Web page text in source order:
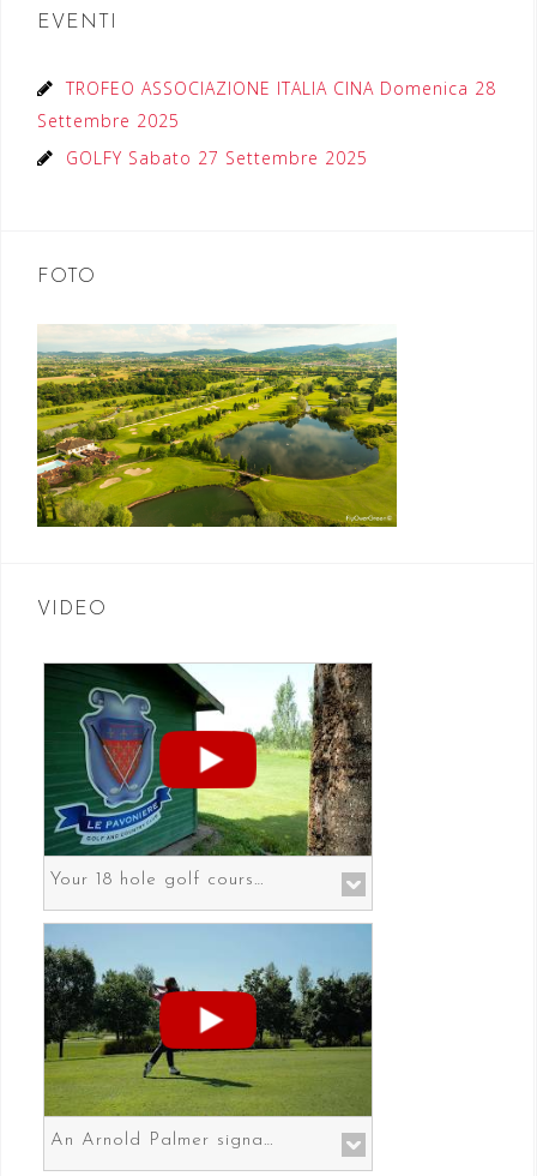
EVENTI
TROFEO ASSOCIAZIONE ITALIA CINA Domenica 28
Settembre 2025
GOLFY Sabato 27 Settembre 2025
FOTO
VIDEO
Your 18 hole golf course in Prato the gateway to Florence
An Arnold Palmer signature course in Prato the gateway to Florence